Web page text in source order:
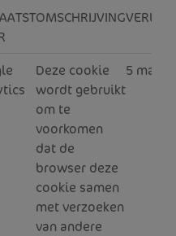
OMSCHRIJVING
Deze cookie
wordt gebruikt
om te
voorkomen
dat de
browser deze
cookie samen
met verzoeken
van andere
5